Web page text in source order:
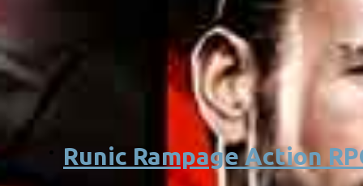
Runic Rampage Action